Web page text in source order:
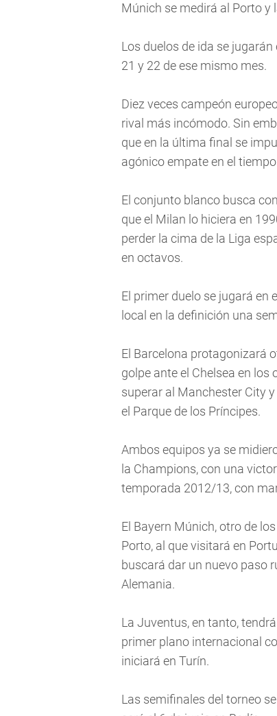
Múnich se medirá al Porto y
Los duelos de ida se
21 y 22 de ese mismo mes.
Diez veces campeón
rival más incómodo. Sin
que en la última final se
agónico empate en el
El conjunto blanco busca
que el Milan lo hiciera en
perder la cima de la Liga
en octavos.
El primer duelo se jugará en
local en la definición una
El Barcelona protagonizará
golpe ante el Chelsea en
superar al Manchester City
el Parque de los Príncipes.
Ambos equipos ya se
la Champions, con una
temporada 2012/13, con
El Bayern Múnich, otro de
Porto, al que visitará en
buscará dar un nuevo paso
Alemania.
La Juventus, en tanto,
primer plano internacional
iniciará en Turín.
Las semifinales del torneo